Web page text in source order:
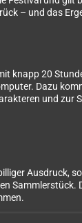
– und das
knapp 20
Dazu
und
Ausdruck,